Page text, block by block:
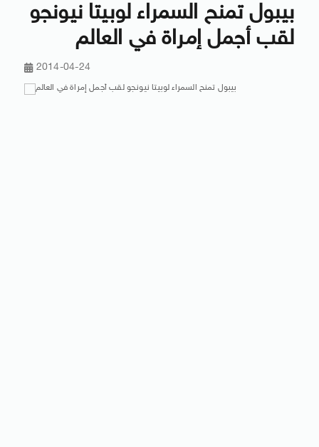
بيبول تمنح السمراء لوبيتا نيونجو
لقب أجمل إمراة في العالم
2014-04-24